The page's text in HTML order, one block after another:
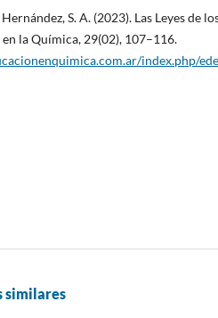
Hernández, S. A. (2023). Las Leyes de
la Química, 29(02), 107–116.
index.php/
similares